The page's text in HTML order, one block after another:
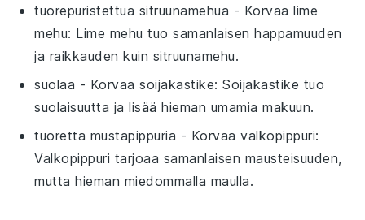
tuorepuristettua sitruunamehua - Korvaalime
mehu: Lime mehu tuo samanlaisen happamuuden
ja raikkauden kuin sitruunamehu.
suolaa - Korvaasoijakastike: Soijakastike tuo
suolaisuutta ja lisää hieman umamia makuun.
tuoretta mustapippuria - Korvaavalkopippuri:
Valkopippuri tarjoaa samanlaisen mausteisuuden,
mutta hieman miedommalla maulla.